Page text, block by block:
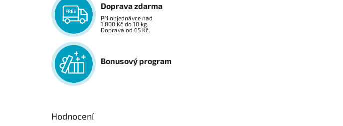
Doprava zdarma
Při objednávce nad
1 800 Kč do 10 kg.
Doprava od 65 Kč.
Bonusový program
Hodnocení